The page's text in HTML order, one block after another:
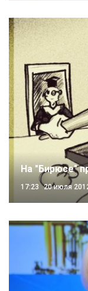
На "Бирюсе"
17:23 20 июля